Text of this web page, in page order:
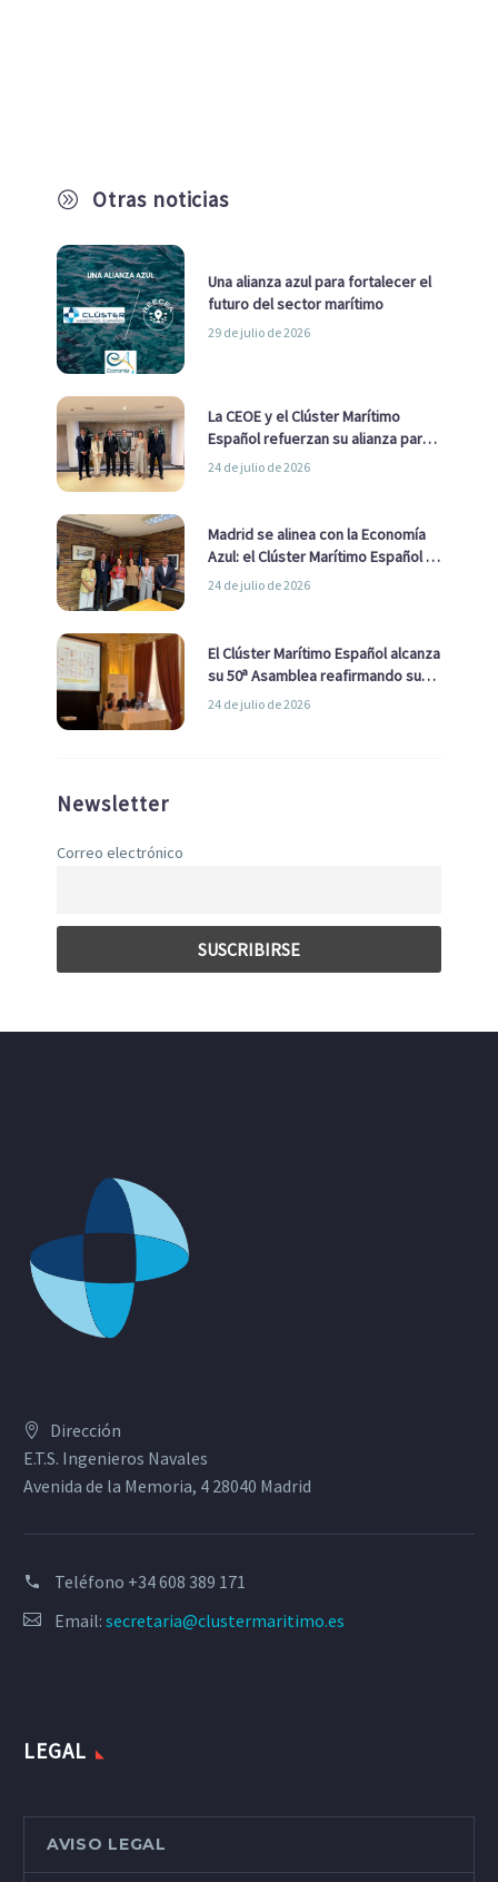
A Otras noticias
Una alianza azul para fortalecer el
futuro del sector marítimo
29 de julio de 2026
La CEOE y el Clúster Marítimo
Español refuerzan su alianza para
impulsar una estrategia Nacional
24 de julio de 2026
Madrid se alinea con la Economía
Azul: el Clúster Marítimo Español y
la Real Liga Naval avanzan alianzas
24 de julio de 2026
El Clúster Marítimo Español alcanza
su 50ª Asamblea reafirmando su
liderazgo en la Economía Azul
24 de julio de 2026
Newsletter
Correo electrónico
Dirección
E.T.S. Ingenieros Navales
Avenida de la Memoria, 4 28040 Madrid
Teléfono +34 608 389 171
Email: secretaria@clustermaritimo.es
LEGAL
AVISO LEGAL